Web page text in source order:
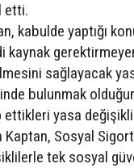
etti.
kabulde yaptığı
kaynak
sağlayacak
bulunmak
ettikleri yasa
Kaptan, Sosyal
tek sosyal